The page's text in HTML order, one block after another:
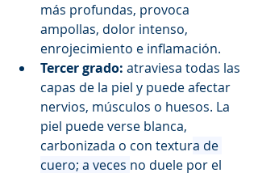
más profundas, provoca
ampollas, dolor intenso,
enrojecimiento e inflamación.
Tercer grado: atraviesa todas las
capas de la piel y puede afectar
nervios, músculos o huesos. La
piel puede verse blanca,
carbonizada o con textura de
cuero; a veces no duele por el